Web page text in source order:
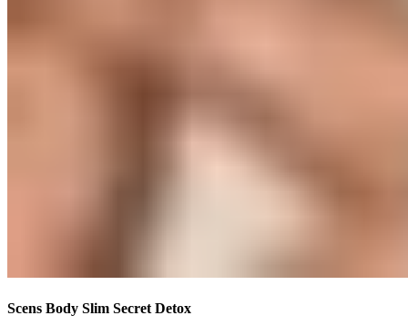
Scens Body Slim Secret Detox​​​​‌ ‍ ​‍​‍‌‍ ‌ ​‍‌‍‍‌‌‍‌ ‌‍‍‌‌‍ ‍​‍​‍​ ‍‍​‍​‍‌ ​ ‌‍​‌‌‍ ‍‌‍‍‌‌ ‌​‌ ‍‌​‍ ‍‌‍‍‌‌‍ ​‍​‍​‍ ​​‍​‍‌‍‍​‌ ​‍‌‍‌‌‌‍‌‍​‍​‍​ ‍‍​‍​‍‌‍‍​‌ ‌​‌ ‌​‌ ​​‌ ​ ​ ‍‍​‍ ​‍ ‌‍ ​​‍ ‌‌‍​‌‌‍ ‍‌‍‌​​‍ ‌‌ ​‍​‍ ‌‌‍‍​‌‍ ‌ ‌​‌‍‌‌‌‍ ​‌ ​ ​‍ ‌‌ ​ ‌ ‌​‌ ‌‌‌‍‌​‌‍‍‌‌‍ ​‍ ‍‌ ‌‍‌‍‌‌‌ ​‍‌‍​ ‌‍‌‌‌‍ ​​‍ ‍‌‍​‌‌ ​​‌ ​​​‍ ‌‍‍‌‌‍ ‍‌ ‌​‌‍‌‌‌‍ ‍‌ ‌​​‍ ‌‍‌‌‌‍‌​‌‍‍‌‌ ‌​​‍ ‌‍ ‌‌‍ ‌‍‌​‌‍‌‌​ ‌‌ ​​‌ ​‍‌‍‌‌‌ ​ ‌‍‌‌‌‍ ‍‌ ‌​‌‍​‌‌ ‌​‌‍‍‌‌‍ ‌‍ ‍​ ‍ ‌‍‍‌‌‍‌​​ ‌‌‍‌‍‌‍​ ‌‍​‍​ ‌‌​ ‌ ​ ​‍​ ​‍​ ‌‌​‍ ‌​ ‍​​ ​ ​ ​‌‌‍​‌​‍ ‌​ ‌​‌‍‌‌​ ‌ ‌‍​‍​‍ ‌​ ‍​​ ‍‌‌‍​‍‌‍​ ​‍ ‌​ ​ ​ ‌​​ ​‍‌‍​ ‌‍‌​‌‍​‍​ ‌​‌‍‌‌‌‍​‍‌‍‌‍​ ‌‌​ ​‍​ ‍ ‌ ‌​‌ ‍‌‌ ​​‌‍‌‌​ ‌‌‍‍​‌‍ ‌ ‌​‌‍‌‌‌‍ ​‌‌‌​‌ ​‍‌‍‌‌‌‍​‌‌ ‌​‌‍ ‌‌‍‌‌‌‍ ‍‌ ‌​​ ‍ ‌ ​​‌‍​‌‌ ‌​‌‍‍​​ ‌‌ ‌​‌‍‍‌‌ ‌​‌‍ ​‌‍‌‌​ ‌‍​‍‌‍​‌‌ ​ ‌‍‌‌‌‌‌‌‌ ​‍‌‍ ​​ ‌‌‍‍​‌ ‌​‌ ‌​‌ ​​‌ ​ ​‍‌‌​ ​ ‌​​‌​‍‌‌​ ​‍‌​‌‍​‍‌‌​ ​‍‌​‌‍‌‍ ​​‍ ‌‌‍​‌‌‍ ‍‌‍‌​​‍ ‌‌ ​‍​‍ ‌‌‍‍​‌‍ ‌ ‌​‌‍‌‌‌‍ ​‌ ​ ​‍ ‌‌ ​ ‌ ‌​‌ ‌‌‌‍‌​‌‍‍‌‌‍ ​‍ ‍‌ ‌‍‌‍‌‌‌ ​‍‌‍​ ‌‍‌‌‌‍ ​​‍ ‍‌‍​‌‌ ​​‌ ​​​‍‌‍‌‍‍‌‌‍‌​​ ‌‌‍‌‍‌‍​ ‌‍​‍​ ‌‌​ ‌ ​ ​‍​ ​‍​ ‌‌​‍ ‌​ ‍​​ ​ ​ ​‌‌‍​‌​‍ ‌​ ‌​‌‍‌‌​ ‌ ‌‍​‍​‍ ‌​ ‍​​ ‍‌‌‍​‍‌‍​ ​‍ ‌​ ​ ​ ‌​​ ​‍‌‍​ ‌‍‌​‌‍​‍​ ‌​‌‍‌‌‌‍​‍‌‍‌‍​ ‌‌​ ​‍​‍‌‍‌ ‌​‌ ‍‌‌ ​​‌‍‌‌​ ‌‌‍‍​‌‍ ‌ ‌​‌‍‌‌‌‍ ​‌‌‌​‌ ​‍‌‍‌‌‌‍​‌‌ ‌​‌‍ ‌‌‍‌‌‌‍ ‍‌ ‌​​‍‌‍‌ ​​‌‍​‌‌ ‌​‌‍‍​​ ‌‌ ‌​‌‍‍‌‌ ‌​‌‍ ​‌‍‌‌​‍‌‍‌ ​​‌‍‌‌‌ ​‍‌ ​ ‌ ​​‌‍‌‌‌‍​ ‌ ‌​‌‍‍‌‌ ‌‍‌‍‌‌​ ‌‌ ​​‌ ‌‌‌‍​‍‌‍ ​‌‍‍‌‌ ​ ‌‍‍​‌‍‌‌‌‍‌​​‍​‍‌ ‌